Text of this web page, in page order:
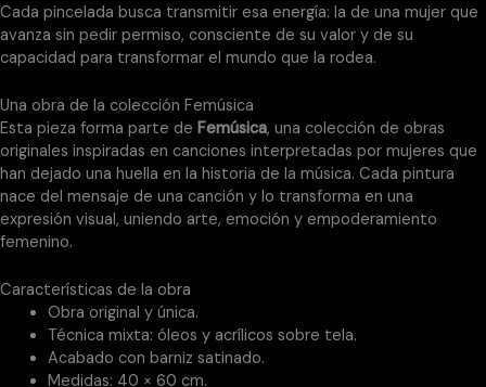
Cada pincelada busca transmitir esa energía: la de una mujer que
avanza sin pedir permiso, consciente de su valor y de su
capacidad para transformar el mundo que la rodea.
Una obra de la colección Femúsica
Esta pieza forma parte de Femúsica, una colección de obras
originales inspiradas en canciones interpretadas por mujeres que
han dejado una huella en la historia de la música. Cada pintura
nace del mensaje de una canción y lo transforma en una
expresión visual, uniendo arte, emoción y empoderamiento
femenino.
Características de la obra
Obra original y única.
Técnica mixta: óleos y acrílicos sobre tela.
Acabado con barniz satinado.
Medidas: 40 × 60 cm.